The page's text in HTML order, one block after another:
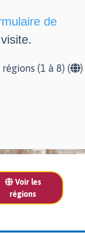
de
régions (1 à 8) (
)
Voir les
régions